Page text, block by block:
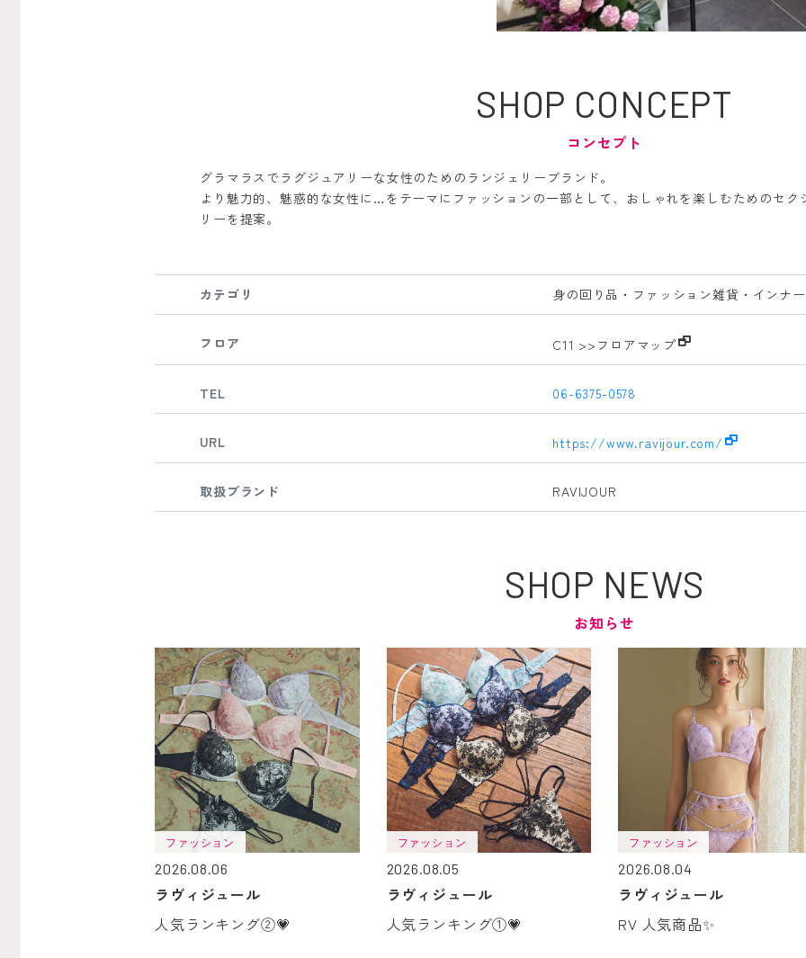
SHOP CONCEPT
コンセプト
グラマラスでラグジュアリーな女性のためのランジェリーブランド。
より魅力的、魅惑的な女性に…をテーマにファッションの一部として、おしゃれを楽しむためのセク
リーを提案。
カテゴリ 身の回り品・ファッション雑貨・インナ
フロア C11 >>フロアマップ
TEL 06-6375-0578
URL https://www.ravijour.com/
取扱ブランド RAVIJOUR
SHOP NEWS
お知らせ
ファッション
2026.08.06
ラヴィジュール
人気ランキング②💗
ファッション
2026.08.05
ラヴィジュール
人気ランキング①💗
ファッション
2026.08.04
ラヴィジュール
RV 人気商品✨